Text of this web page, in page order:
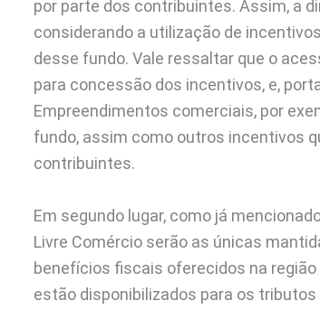
por parte dos contribuintes. Assim, a
considerando a utilização de
desse fundo. Vale ressaltar que o
para concessão dos incentivos, e,
Empreendimentos comerciais, por
fundo, assim como outros incentivos
contribuintes.
Em segundo lugar, como já
Livre Comércio serão as únicas
benefícios fiscais oferecidos na região
estão disponibilizados para os